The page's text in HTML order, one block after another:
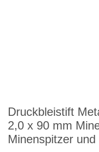
Druckbleistift
2,0 x 90 mm
Minenspitzer